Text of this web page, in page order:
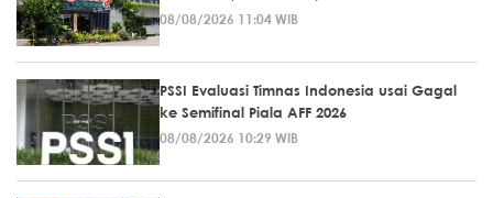
08/08/2026 11:04 WIB
PSSI Evaluasi Timnas Indonesia usai Gagal
ke Semifinal Piala AFF 2026
08/08/2026 10:29 WIB